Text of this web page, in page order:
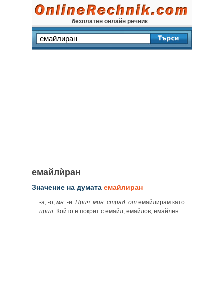
безплатен онлайн речник
емайлѝран
Значение на думата емайлиран
‑а, ‑о, мн. ‑и. Прич. мин. страд. от емайлирам като
прил. Който е покрит с емайл; емайлов, емайлен.